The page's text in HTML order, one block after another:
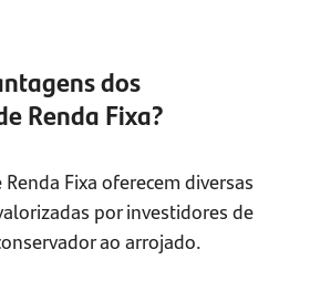
dos
Renda Fixa?
Fixa oferecem diversas
por investidores de
ao arrojado.